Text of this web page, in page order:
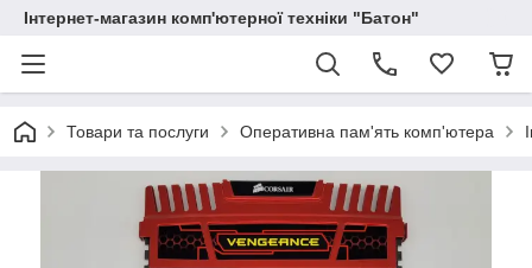
Інтернет-магазин комп'ютерної техніки "Батон"
Товари та послуги Оперативна пам'ять комп'ютера